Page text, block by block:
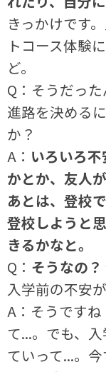
きっかけです
トコース体験
ど。
Q：そうだった
進路を決める
か？
A： いろいろ
かとか、友人
あとは、登校
登校しようと
きるかなと。
Q： そうなの
入学前の不安
A：そうです
て...。でも、
ていって...。